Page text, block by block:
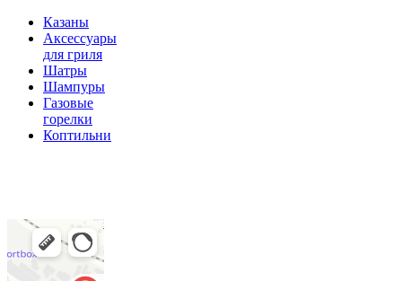
Казаны
Аксессуары
для гриля
Шатры
Шампуры
Газовые
горелки
Коптильни